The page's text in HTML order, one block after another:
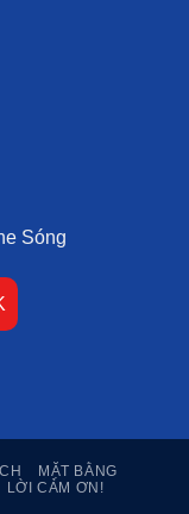
Sóng
MẶT BẰNG
LỜI CẢM ƠN!